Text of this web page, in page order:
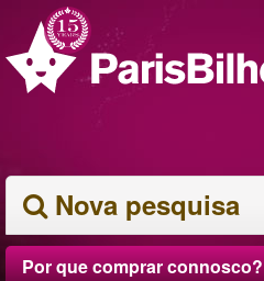
Nova pesquisa
Por que comprar connosco?